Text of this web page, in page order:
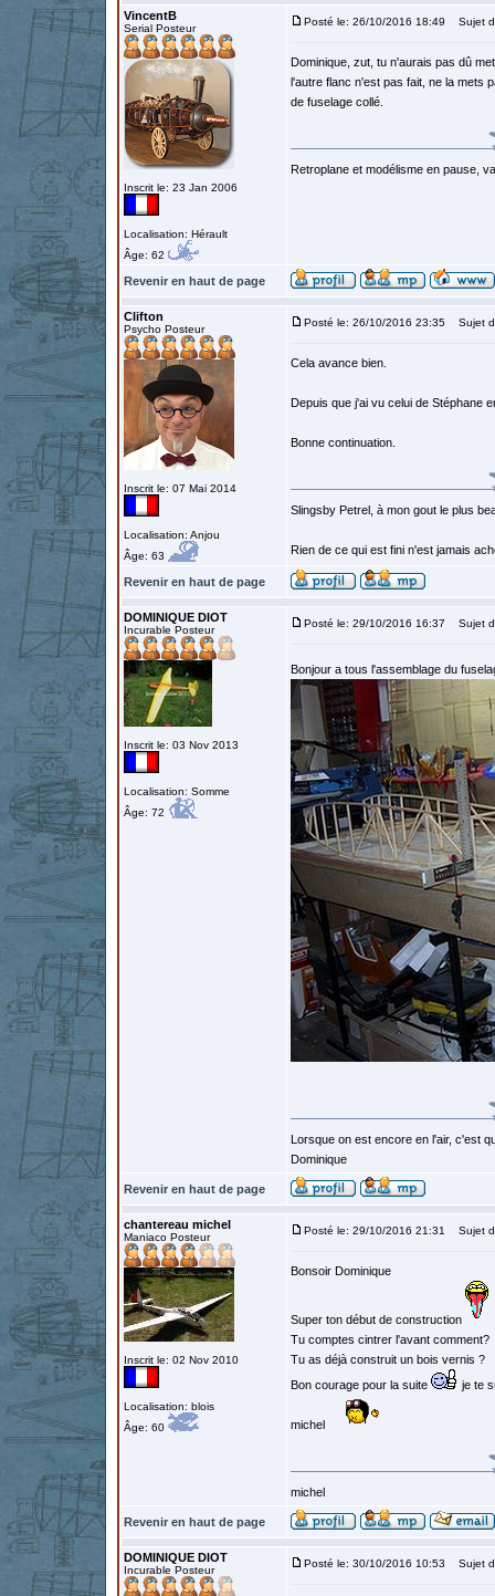
VincentB
Serial Posteur
Inscrit le: 23 Jan 2006
Localisation: Hérault
Âge: 62
Posté le: 26/10/2016 18:49 Sujet
Dominique, zut, tu n'aurais pas dû
l'autre flanc n'est pas fait, ne la mets
de fuselage collé.
Retroplane et modélisme en pause,
Revenir en haut de page
Clifton
Psycho Posteur
Inscrit le: 07 Mai 2014
Localisation: Anjou
Âge: 63
Posté le: 26/10/2016 23:35 Sujet
Cela avance bien.
Depuis que j'ai vu celui de Stéphane
Bonne continuation.
Slingsby Petrel, à mon gout le plus
Rien de ce qui est fini n'est jamais
Revenir en haut de page
DOMINIQUE DIOT
Incurable Posteur
Inscrit le: 03 Nov 2013
Localisation: Somme
Âge: 72
Posté le: 29/10/2016 16:37 Sujet
Bonjour a tous l'assemblage du
Lorsque on est encore en l'air, c'est
Dominique
Revenir en haut de page
chantereau michel
Maniaco Posteur
Inscrit le: 02 Nov 2010
Localisation: blois
Âge: 60
Posté le: 29/10/2016 21:31 Sujet
Bonsoir Dominique
Super ton début de construction
Tu comptes cintrer l'avant comment?
Tu as déjà construit un bois vernis ?
Bon courage pour la suite
je te
michel
michel
Revenir en haut de page
DOMINIQUE DIOT
Incurable Posteur
Posté le: 30/10/2016 10:53 Sujet